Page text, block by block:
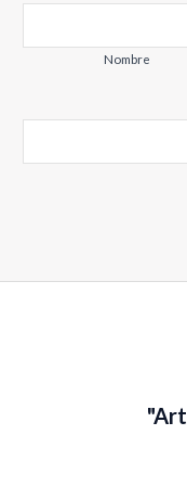
Nombre